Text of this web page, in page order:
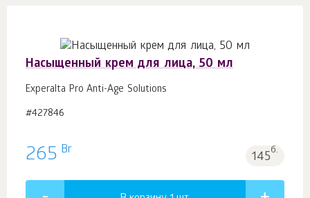
Насыщенный крем для лица, 50 мл
Experalta Pro Anti-Age Solutions
#427846
265 Br 145б.